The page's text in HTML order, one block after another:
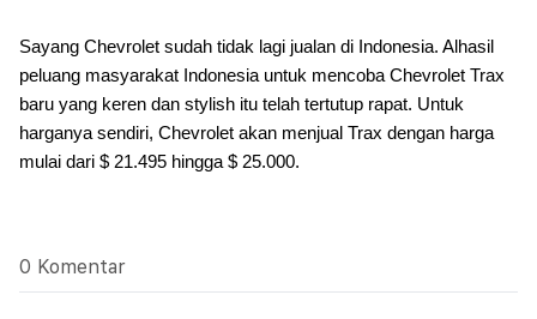
Sayang Chevrolet sudah tidak lagi jualan di Indonesia. Alhasil
peluang masyarakat Indonesia untuk mencoba Chevrolet Trax
baru yang keren dan stylish itu telah tertutup rapat. Untuk
harganya sendiri, Chevrolet akan menjual Trax dengan harga
mulai dari $ 21.495 hingga $ 25.000.
0 Komentar